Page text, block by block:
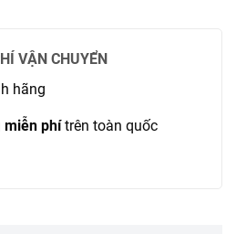
VẬN CHUYỂN
hãng
miễn phítrên toàn quốc